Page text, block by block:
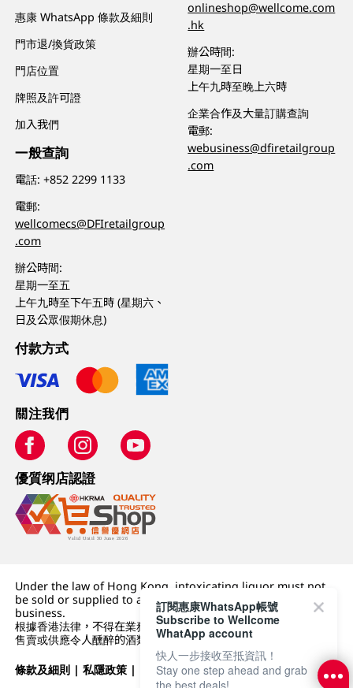
惠康 WhatsApp 條款及細則
門市退/換貨政策
門店位置
牌照及許可證
加入我們
一般查詢
電話:+852 2299 1133
電郵:
wellcomecs@DFIretailgroup
.com
辦公時間:
星期一至五
上午九時至下午五時 (星期六、
日及公眾假期休息)
onlineshop@wellcome.com
.hk
辦公時間:
星期一至日
上午九時至晚上六時
企業合作及大量訂購查詢
電郵:
webusiness@dfiretailgroup
.com
付款方式
關注我們
優質纲店認證
Under the law of Hong Kong, intoxicating liquor must not
be sold or supplied to a minor (under 18) in the course of
business.
根據香港法律，不得在業務過程中，向未成年人 (18 歲以下人士)
售賣或供應令人醺醉的酒類。
條款及細則 |私隱政策 | DFI零售集團
訂閱惠康WhatsApp帳號
Subscribe to Wellcome
WhatApp account
快人一步接收至抵資訊！
Stay one step ahead and grab
the best deals!